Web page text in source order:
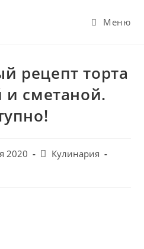
Меню
рецепт торта
и сметаной.
2020
PostКулинария